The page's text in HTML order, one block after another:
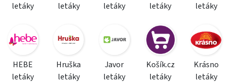
letáky
letáky
letáky
letáky
letáky
HEBE
letáky
Hruška
letáky
Javor
letáky
Košík.cz
letáky
Krásno
letáky